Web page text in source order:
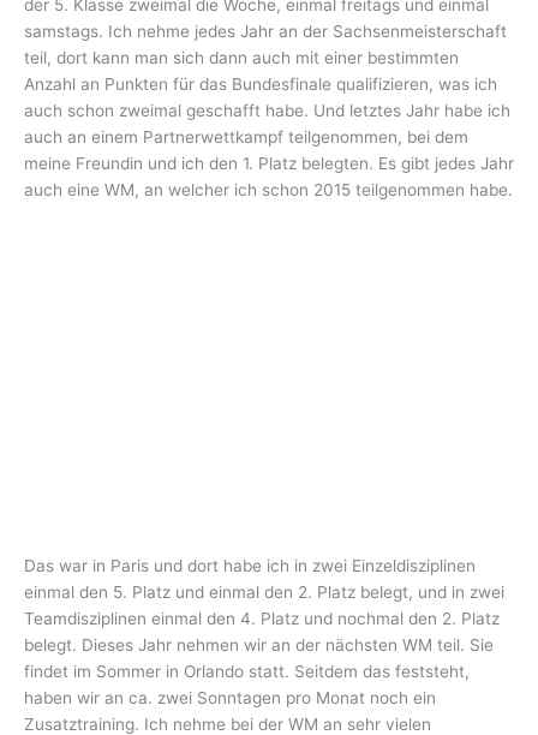
der 5. Klasse zweimal die Woche, einmal freitags und einmal
samstags. Ich nehme jedes Jahr an der Sachsenmeisterschaft
teil, dort kann man sich dann auch mit einer bestimmten
Anzahl an Punkten für das Bundesfinale qualifizieren, was ich
auch schon zweimal geschafft habe. Und letztes Jahr habe ich
auch an einem Partnerwettkampf teilgenommen, bei dem
meine Freundin und ich den 1. Platz belegten. Es gibt jedes Jahr
auch eine WM, an welcher ich schon 2015 teilgenommen habe.
Das war in Paris und dort habe ich in zwei Einzeldisziplinen
einmal den 5. Platz und einmal den 2. Platz belegt, und in zwei
Teamdisziplinen einmal den 4. Platz und nochmal den 2. Platz
belegt. Dieses Jahr nehmen wir an der nächsten WM teil. Sie
findet im Sommer in Orlando statt. Seitdem das feststeht,
haben wir an ca. zwei Sonntagen pro Monat noch ein
Zusatztraining. Ich nehme bei der WM an sehr vielen